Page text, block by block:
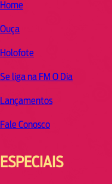
Home
Ouça
Holofote
Se liga na FM O Dia
Lançamentos
Fale Conosco
ESPECIAIS